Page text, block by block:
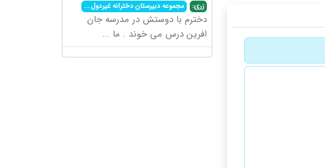
زری: مجموعه دبیرستان دخترانه غیردول...
دخترم با دوستش در مدرسه جان
افرین درس می خوند . ما ...